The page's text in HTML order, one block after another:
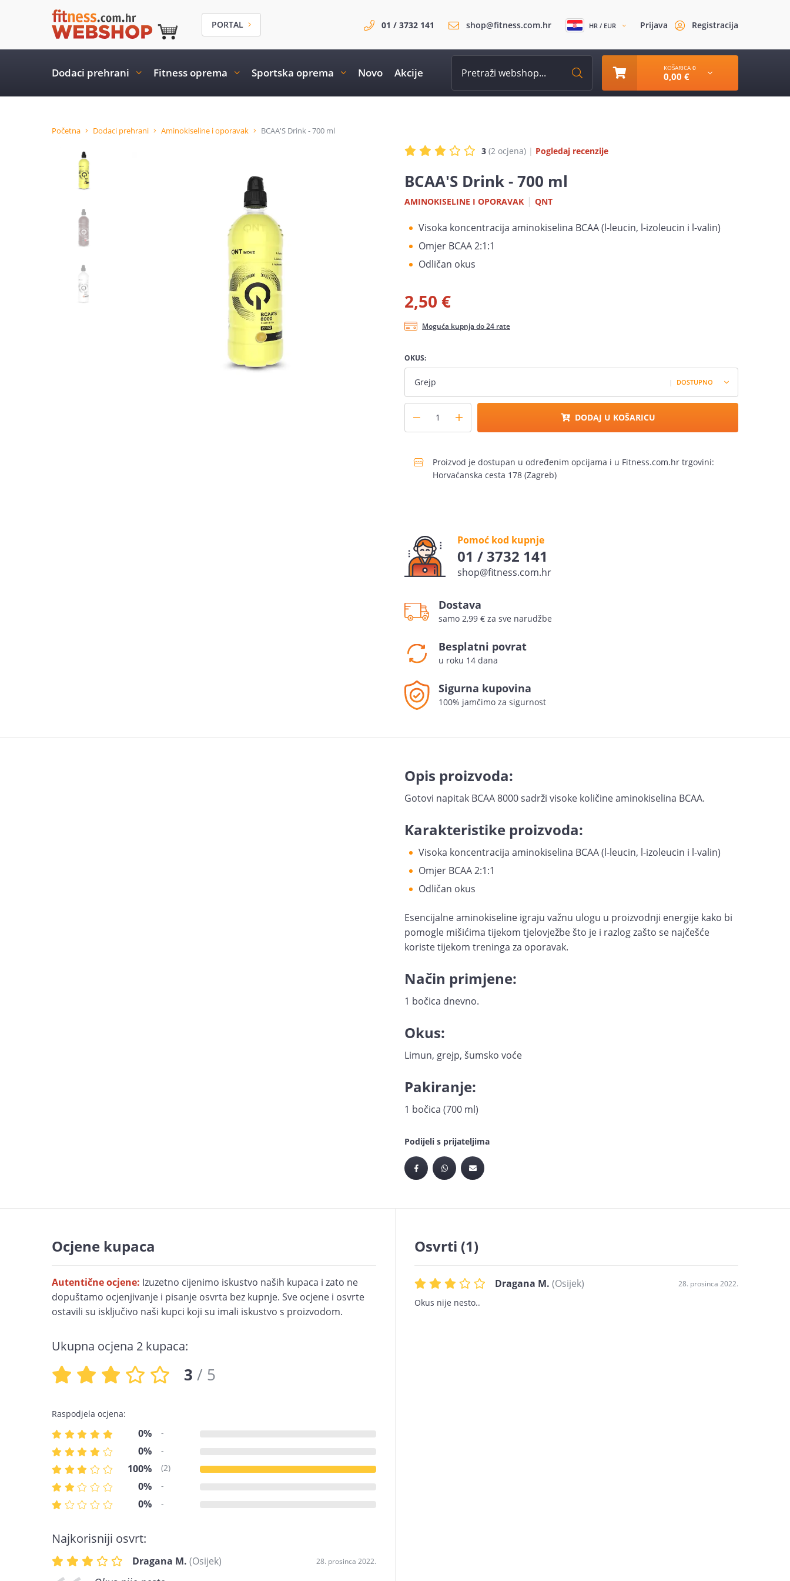
PORTAL 01 / 3732 141 shop@fitness.com.hr HR / EUR Prijava Registracija
Dodaci prehrani Fitness oprema Sportska oprema Novo Akcije KOŠARICA 0
0,00 €
Početna Dodaci prehrani Aminokiseline i oporavak BCAA'S Drink - 700 ml
3(2 ocjena) | Pogledaj recenzije
BCAA'S Drink - 700 ml
AMINOKISELINE I OPORAVAK | QNT
Visoka koncentracija aminokiselina BCAA (l-leucin, l-izoleucin i l-valin)
Omjer BCAA 2:1:1
Odličan okus
2,50 €
Moguća kupnja do 24 rate
OKUS:
Grejp DOSTUPNO
DODAJ U KOŠARICU
Proizvod je dostupan u određenim opcijama i u Fitness.com.hr trgovini:
Horvaćanska cesta 178 (Zagreb)
Pomoć kod kupnje
01 / 3732 141
shop@fitness.com.hr
Dostava
samo 2,99 € za sve narudžbe
Besplatni povrat
u roku 14 dana
Sigurna kupovina
100% jamčimo za sigurnost
Opis proizvoda:
Gotovi napitak BCAA 8000 sadrži visoke količine aminokiselina BCAA.
Karakteristike proizvoda:
Visoka koncentracija aminokiselina BCAA (l-leucin, l-izoleucin i l-valin)
Omjer BCAA 2:1:1
Odličan okus
Esencijalne aminokiseline igraju važnu ulogu u proizvodnji energije kako bi
pomogle mišićima tijekom tjelovježbe što je i razlog zašto se najčešće
koriste tijekom treninga za oporavak.
Način primjene:
1 bočica dnevno.
Okus:
Limun, grejp, šumsko voće
Pakiranje:
1 bočica (700 ml)
Podijeli s prijateljima
Ocjene kupaca
Autentične ocjene: Izuzetno cijenimo iskustvo naših kupaca i zato ne
dopuštamo ocjenjivanje i pisanje osvrta bez kupnje. Sve ocjene i osvrte
ostavili su isključivo naši kupci koji su imali iskustvo s proizvodom.
Ukupna ocjena 2 kupaca:
3 / 5
Raspodjela ocjena:
0% -
0% -
100% (2)
0% -
0% -
Najkorisniji osvrt:
Dragana M. (Osijek) 28. prosinca 2022.
Osvrti (1)
Dragana M. (Osijek) 28. prosinca 2022.
Okus nije nesto..